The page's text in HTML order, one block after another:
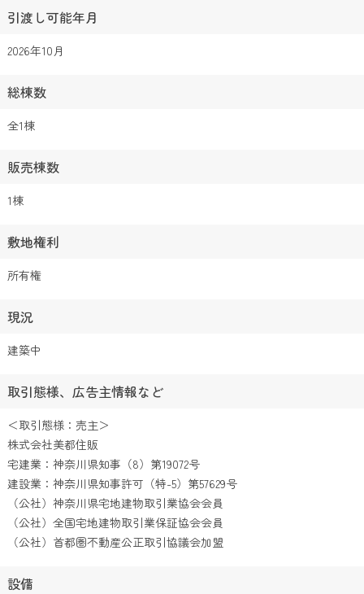
引渡し可能年月
2026年10月
総棟数
全1棟
販売棟数
1棟
敷地権利
所有権
現況
建築中
取引態様、広告主情報など
＜取引態様：売主＞
株式会社美都住販
宅建業：神奈川県知事（8）第19072号
建設業：神奈川県知事許可（特-5）第57629号
（公社）神奈川県宅地建物取引業協会会員
（公社）全国宅地建物取引業保証協会会員
（公社）首都圏不動産公正取引協議会加盟
設備